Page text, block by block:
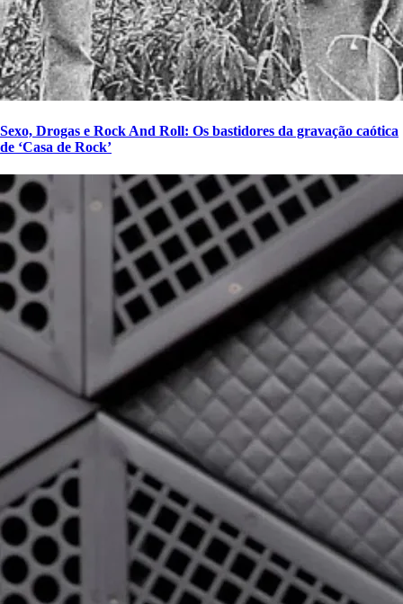
Sexo, Drogas e Rock And Roll: Os bastidores da gravação caótica
de ‘Casa de Rock’